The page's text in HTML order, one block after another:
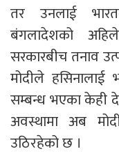
तर उनलाई
बंगलादेशको
सरकारबीच तनाव
मोदीले हसिनालाई
सम्बन्ध भएका केही
अवस्थामा अब
उठिरहेको छ ।